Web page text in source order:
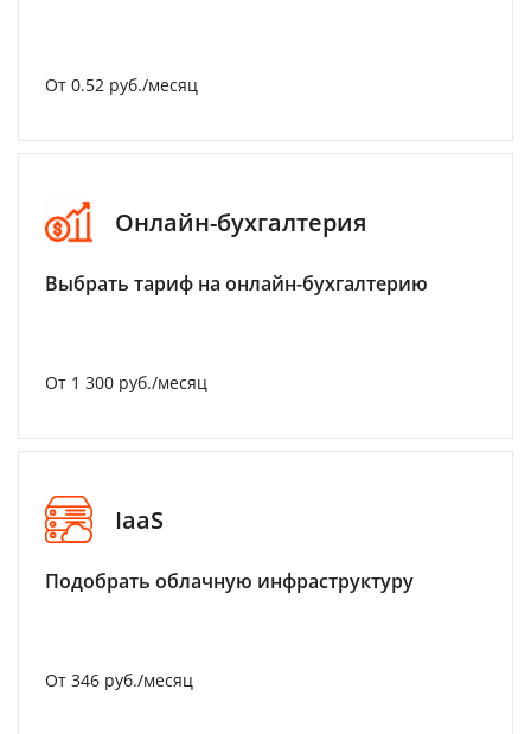
От 0.52 руб./месяц
Онлайн-бухгалтерия
Выбрать тариф на онлайн-бухгалтерию
От 1 300 руб./месяц
IaaS
Подобрать облачную инфраструктуру
От 346 руб./месяц